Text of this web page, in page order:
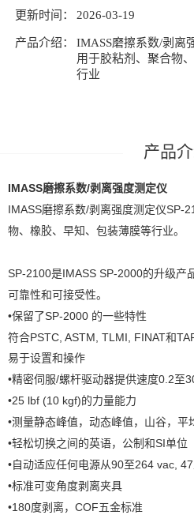
联系我们
更新时间： 2026-03-19
产品介绍：
IMASS磨擦系数/剥离
用于胶粘剂、聚合物
行业
产品
IMASS磨擦系数/剥离强度测定仪
IMASS磨擦系数/剥离强度测定仪SP-
物、橡胶、早知、包装薄膜等行业。
SP-2100是IMASS SP-2000的升级产
可靠性和可接受性。
•保留了SP-2000 的一些特性
符合PSTC, ASTM, TLMI, FINAT和
易于设置和操作
•精密伺服/螺杆驱动器提供速度0.2至
•25 lbf (10 kgf)的力量能力
•测量静态峰值，动态峰值，山谷，平
•轻松切换之间的英语，公制和SI单位
•自动适应任何电源从90至264 vac, 47
•标准可变角度剥离夹具
•180度剥离，COF五金标准